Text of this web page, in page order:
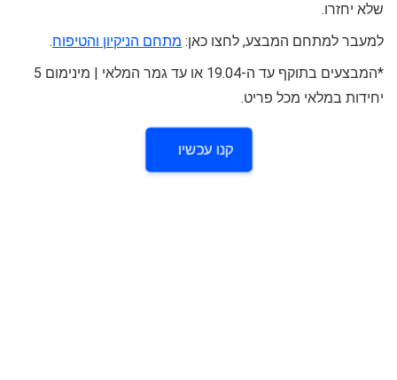
שלא יחזרו.
למעבר למתחם המבצע, לחצו כאן: מתחם הניקיון והטיפוח.
*המבצעים בתוקף עד ה-19.04 או עד גמר המלאי | מינימום 5
יחידות במלאי מכל פריט.
קנו עכשיו